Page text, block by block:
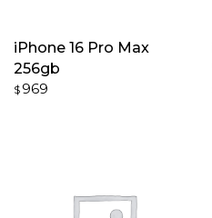
iPhone 16 Pro Max
256gb
$969